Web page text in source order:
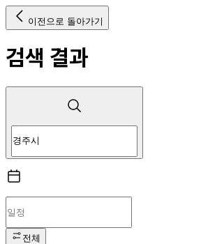
이전으로 돌아가기
검색 결과
전체